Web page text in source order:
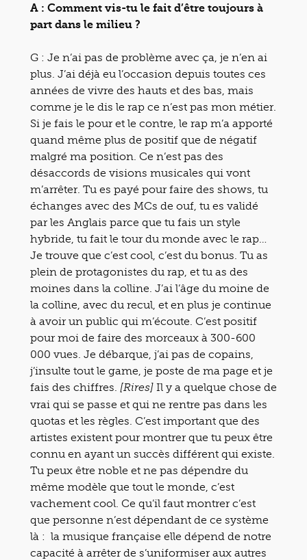
A : Comment vis-tu le fait d’être toujours à
part dans le milieu ?
G : Je n’ai pas de problème avec ça, je n’en ai
plus. J’ai déjà eu l’occasion depuis toutes ces
années de vivre des hauts et des bas, mais
comme je le dis le rap ce n’est pas mon métier.
Si je fais le pour et le contre, le rap m’a apporté
quand même plus de positif que de négatif
malgré ma position. Ce n’est pas des
désaccords de visions musicales qui vont
m’arrêter. Tu es payé pour faire des shows, tu
échanges avec des MCs de ouf, tu es validé
par les Anglais parce que tu fais un style
hybride, tu fait le tour du monde avec le rap…
Je trouve que c’est cool, c’est du bonus. Tu as
plein de protagonistes du rap, et tu as des
moines dans la colline. J’ai l’âge du moine de
la colline, avec du recul, et en plus je continue
à avoir un public qui m’écoute. C’est positif
pour moi de faire des morceaux à 300-600
000 vues. Je débarque, j’ai pas de copains,
j’insulte tout le game, je poste de ma page et je
fais des chiffres.
[Rires] Il y a quelque chose de
vrai qui se passe et qui ne rentre pas dans les
quotas et les règles. C’est important que des
artistes existent pour montrer que tu peux être
connu en ayant un succès différent qui existe.
Tu peux être noble et ne pas dépendre du
même modèle que tout le monde, c’est
vachement cool. Ce qu’il faut montrer c’est
que personne n’est dépendant de ce système
là : la musique française elle dépend de notre
capacité à arrêter de s’uniformiser aux autres